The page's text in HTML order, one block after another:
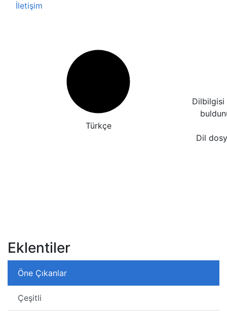
İletişim
Türkçe
Dilbilgisi
Dil
Eklentiler
Öne Çıkanlar
Çeşitli